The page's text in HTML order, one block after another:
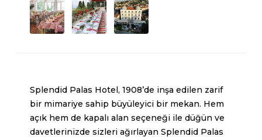
Splendid Palas Hotel, 1908’de inşa edilen zarif
bir mimariye sahip büyüleyici bir mekan. Hem
açık hem de kapalı alan seçeneği ile düğün ve
davetlerinizde sizleri ağırlayan Splendid Palas